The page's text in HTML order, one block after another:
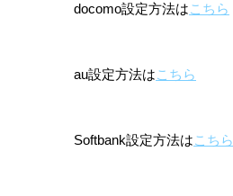
docomo設定方法はこちら
au設定方法はこちら
Softbank設定方法はこちら